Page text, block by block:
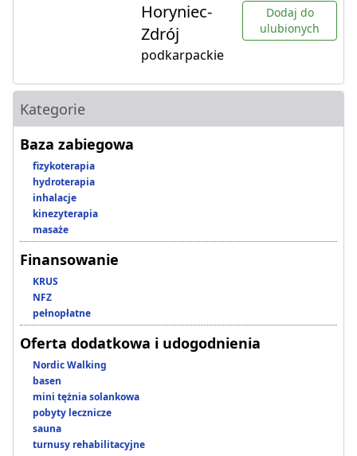
Horyniec-
Zdrój
podkarpackie
Dodaj do
ulubionych
Kategorie
Baza zabiegowa
fizykoterapia
hydroterapia
inhalacje
kinezyterapia
masaże
Finansowanie
KRUS
NFZ
pełnopłatne
Oferta dodatkowa i udogodnienia
Nordic Walking
basen
mini tężnia solankowa
pobyty lecznicze
sauna
turnusy rehabilitacyjne